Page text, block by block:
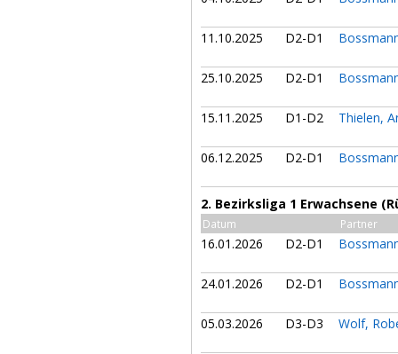
11.10.2025 D2-D1
25.10.2025 D2-D1
15.11.2025 D1-D2 Thielen,
06.12.2025 D2-D1
2. Bezirksliga 1 Erwachsene
Datum Partner
16.01.2026 D2-D1
24.01.2026 D2-D1
05.03.2026 D3-D3 Wolf,